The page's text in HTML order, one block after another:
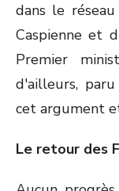
dans le
Caspienne et
Premier
d'ailleurs,
cet argument
Le retour des